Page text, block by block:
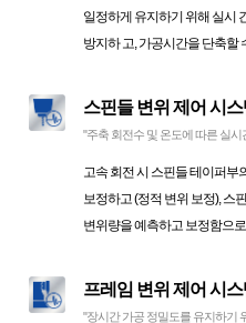
일정하게 유지하기 위해 실시
방지하 고, 가공시간을 단축할
스핀들 변위 제어 시스
"주축 회전수 및 온도에 따른 실시
고속 회전 시 스핀들 테이퍼부
보정하고 (정적 변위 보정), 스
변위량을 예측하고 보정함으
프레임 변위 제어 시스
"장시간 가공 정밀도를 유지하기